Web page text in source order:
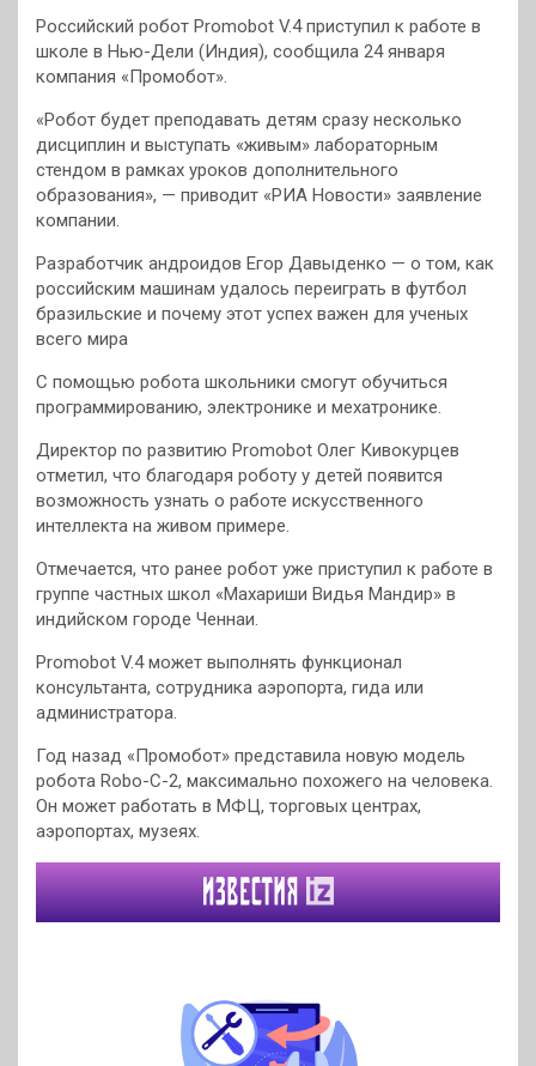
Российский робот Promobot V.4 приступил к работе в
школе в Нью-Дели (Индия), сообщила 24 января
компания «Промобот».
«Робот будет преподавать детям сразу несколько
дисциплин и выступать «живым» лабораторным
стендом в рамках уроков дополнительного
образования», — приводит «РИА Новости» заявление
компании.
Разработчик андроидов Егор Давыденко — о том, как
российским машинам удалось переиграть в футбол
бразильские и почему этот успех важен для ученых
всего мира
С помощью робота школьники смогут обучиться
программированию, электронике и мехатронике.
Директор по развитию Promobot Олег Кивокурцев
отметил, что благодаря роботу у детей появится
возможность узнать о работе искусственного
интеллекта на живом примере.
Отмечается, что ранее робот уже приступил к работе в
группе частных школ «Махариши Видья Мандир» в
индийском городе Ченнаи.
Promobot V.4 может выполнять функционал
консультанта, сотрудника аэропорта, гида или
администратора.
Год назад «Промобот» представила новую модель
робота Robo-C-2, максимально похожего на человека.
Он может работать в МФЦ, торговых центрах,
аэропортах, музеях.